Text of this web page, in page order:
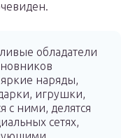
обладатели
наряды,
игрушки,
с ними, делятся
сетях,